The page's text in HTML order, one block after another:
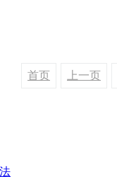
首页 上一页